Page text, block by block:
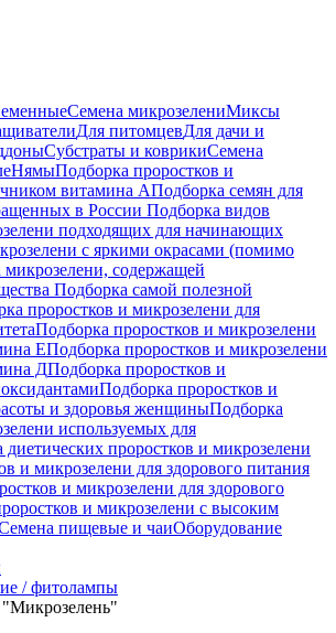
Семена микрозелениМиксы
Для питомцевДля дачи и
Субстраты и коврикиСемена
Подборка проростков и
витамина АПодборка семян для
в России Подборка видов
подходящих для начинающих
с яркими окрасами (помимо
содержащей
Подборка самой полезной
проростков и микрозелени для
Подборка проростков и микрозелени
ЕПодборка проростков и микрозелени
ДПодборка проростков и
Подборка проростков и
и здоровья женщиныПодборка
используемых для
диетических проростков и микрозелени
и микрозелени для здорового питания
и микрозелени для здорового
и микрозелени с высоким
пищевые и чаиОборудование
/ фитолампы